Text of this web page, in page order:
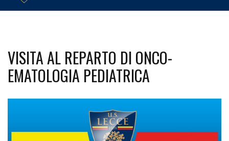
VISITA AL REPARTO DI ONCO-
EMATOLOGIA PEDIATRICA